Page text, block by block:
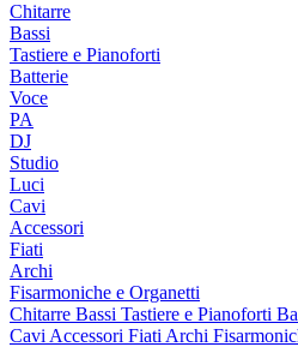
Chitarre
Bassi
Tastiere e Pianoforti
Batterie
Voce
PA
DJ
Studio
Luci
Cavi
Accessori
Fiati
Archi
Fisarmoniche e Organetti
Chitarre Bassi Tastiere e Pianoforti
Cavi Accessori Fiati Archi